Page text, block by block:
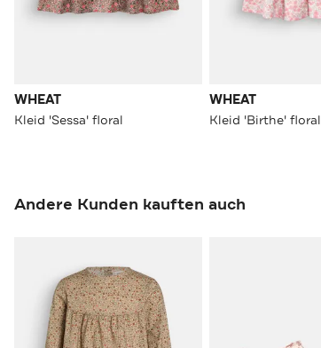
WHEAT
Kleid 'Sessa' floral
WHEAT
Kleid 'Birthe' floral
Andere Kunden kauften auch